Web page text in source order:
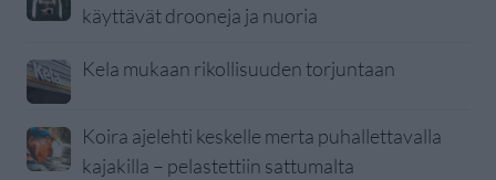
käyttävät drooneja ja nuoria
Kela mukaan rikollisuuden torjuntaan
Koira ajelehti keskelle merta puhallettavalla
kajakilla – pelastettiin sattumalta